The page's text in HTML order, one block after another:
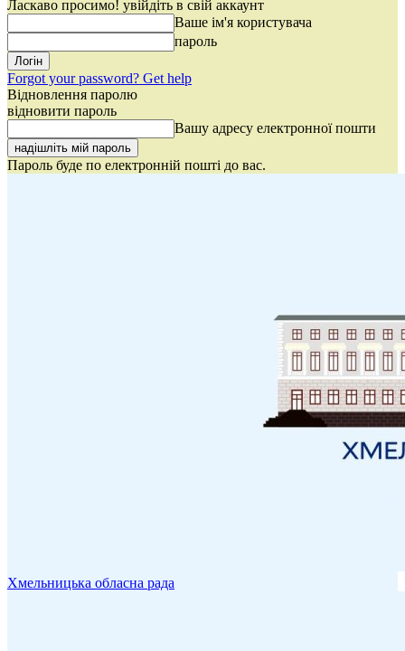
Ласкаво просимо! увійдіть в свій аккаунт
Ваше ім'я користувача
пароль
Forgot your password? Get help
Відновлення паролю
відновити пароль
Вашу адресу електронної пошти
Пароль буде по електронній пошті до вас.
Хмельницька обласна рада